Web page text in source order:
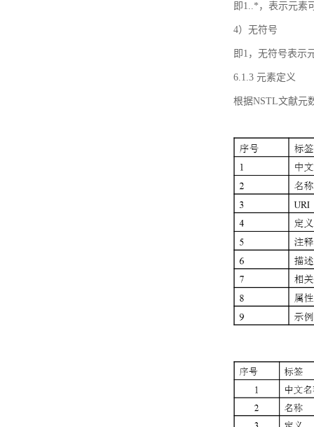
即1..*，表示元素
4）无符号
即1，无符号表示
6.1.3 元素定义
根据NSTL文献元